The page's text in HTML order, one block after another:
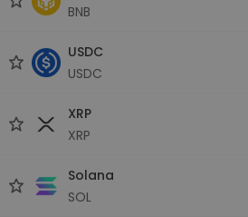
BNB
USDC
USDC
XRP
XRP
Solana
SOL